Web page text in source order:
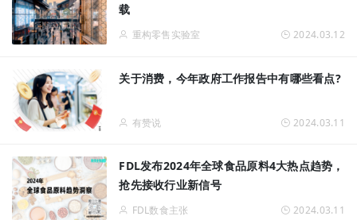
载
重构零售实验室 2024.03.12
关于消费，今年政府工作报告中有哪些看点?
有赞说 2024.03.11
FDL发布2024年全球食品原料4大热点趋势，
抢先接收行业新信号
FDL数食主张 2024.03.11